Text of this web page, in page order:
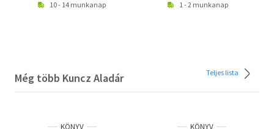
10 - 14 munkanap 1 - 2 munkanap
Még több Kuncz Aladár Teljes lista
KÖNYV KÖNYV